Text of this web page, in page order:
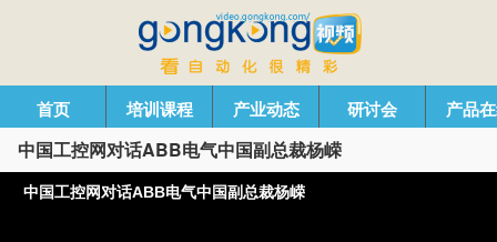
首页 培训课程 产业动态 研讨会 产品
中国工控网对话ABB电气中国副总裁杨嵘
中国工控网对话ABB电气中国副总裁杨嵘